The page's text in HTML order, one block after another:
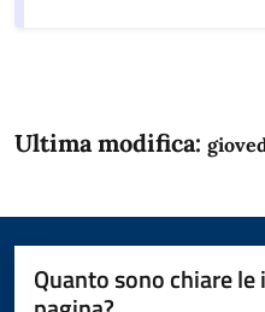
Ultima modifica:
Quanto sono chiare